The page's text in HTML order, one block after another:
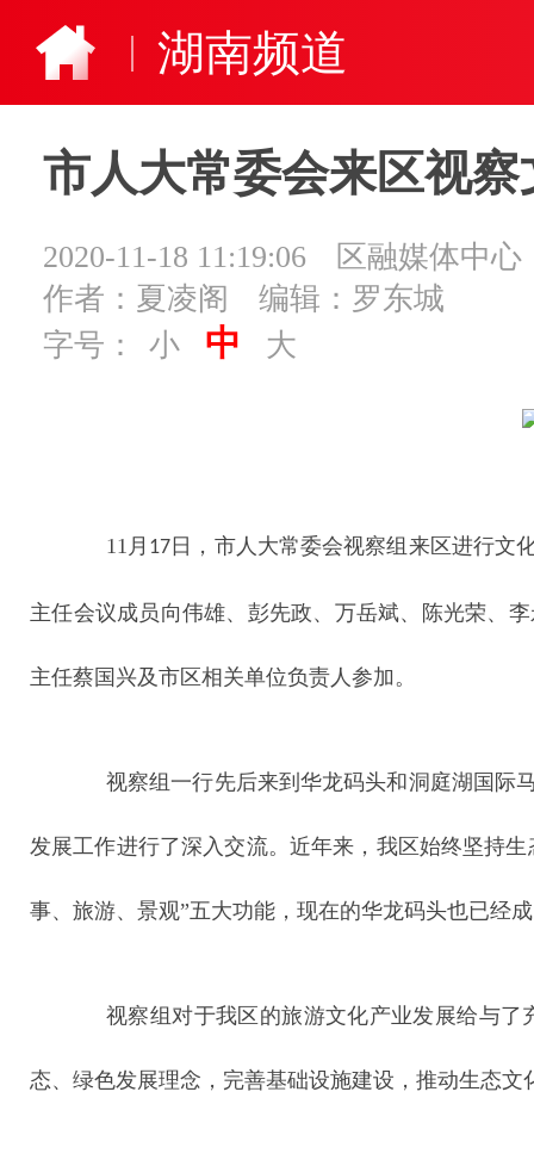
湖南频道
市人大常委会来区视
2020-11-18 11:19:06
区融媒体中心
作者：夏凌阁
编辑：罗东城
字号：
小 中 大
11 月 17 日，市人大常委会视察组来区进行文
主任会议成员向伟雄、彭先政、万岳斌、陈光荣、
主任蔡国兴及市区相关单位负责人参加。
视察组一行先后来到华龙码头和洞庭湖国际
发展工作进行了深入交流。近年来，我区始终坚持
事、旅游、景观”五大功能，现在的华龙码头也已经
视察组对于我区的旅游文化产业发展给与
态、绿色发展理念，完善基础设施建设，推动生态